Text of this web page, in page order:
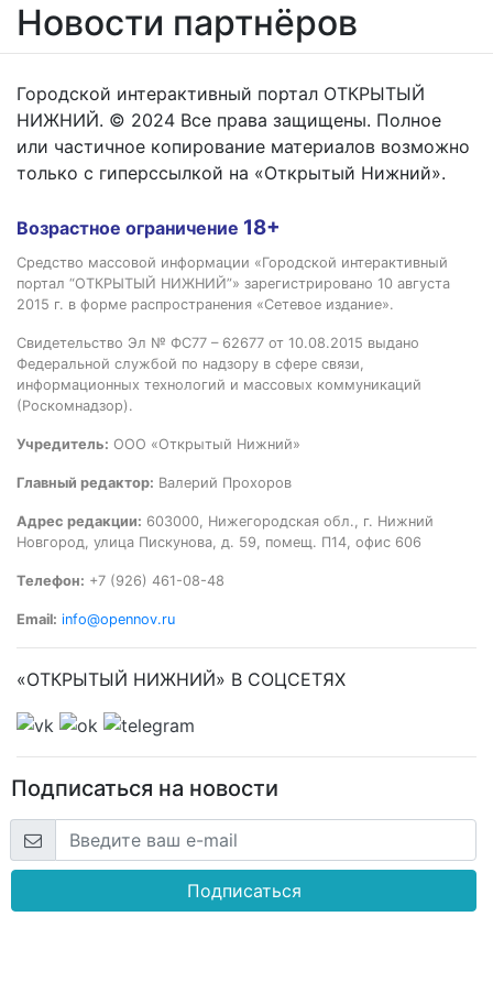
Новости партнёров
Городской интерактивный портал ОТКРЫТЫЙ
НИЖНИЙ. © 2024 Все права защищены. Полное
или частичное копирование материалов возможно
только с гиперссылкой на «Открытый Нижний».
Возрастное ограничение 18+
Средство массовой информации «Городской интерактивный
портал “ОТКРЫТЫЙ НИЖНИЙ”» зарегистрировано 10 августа
2015 г. в форме распространения «Сетевое издание».
Свидетельство Эл № ФС77 – 62677 от 10.08.2015 выдано
Федеральной службой по надзору в сфере связи,
информационных технологий и массовых коммуникаций
(Роскомнадзор).
Учредитель: ООО «Открытый Нижний»
Главный редактор: Валерий Прохоров
Адрес редакции: 603000, Нижегородская обл., г. Нижний
Новгород, улица Пискунова, д. 59, помещ. П14, офис 606
Телефон: +7 (926) 461-08-48
Email: info@opennov.ru
«ОТКРЫТЫЙ НИЖНИЙ» В СОЦСЕТЯХ
Подписаться на новости
Подписаться